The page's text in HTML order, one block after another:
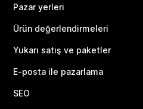
Pazar yerleri
Ürün değerlendirmeleri
Yukarı satış ve paketler
E-posta ile pazarlama
SEO